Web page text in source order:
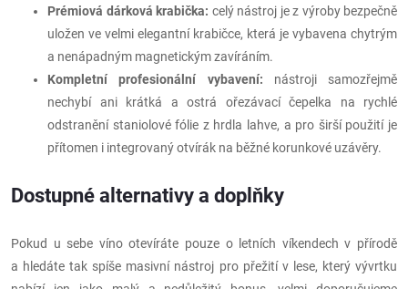
Prémiová dárková krabička: celý nástroj je z výroby bezpečně
uložen ve velmi elegantní krabičce, která je vybavena chytrým
a nenápadným magnetickým zavíráním.
Kompletní profesionální vybavení: nástroji samozřejmě
nechybí ani krátká a ostrá ořezávací čepelka na rychlé
odstranění staniolové fólie z hrdla lahve, a pro širší použití je
přítomen i integrovaný otvírák na běžné korunkové uzávěry.
Dostupné alternativy a doplňky
Pokud u sebe víno otevíráte pouze o letních víkendech v přírodě
a hledáte tak spíše masivní nástroj pro přežití v lese, který vývrtku